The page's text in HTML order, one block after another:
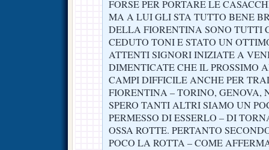
FORSE PER PORTARE LE
MA A LUI GLI STA TUTTO BENE
DELLA FIORENTINA SONO TUTTI
CEDUTO TONI E STATO UN
ATTENTI SIGNORI INIZIATE A
DIMENTICATE CHE IL PROSSIMO
CAMPI DIFFICILE ANCHE PER
FIORENTINA – TORINO, GENOVA,
SPERO TANTI ALTRI SIAMO UN
PERMESSO DI ESSERLO – DI
OSSA ROTTE. PERTANTO
POCO LA ROTTA – COME